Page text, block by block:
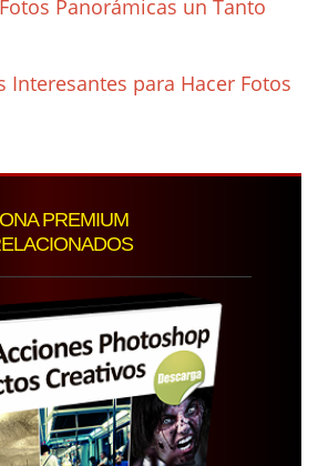
Panorámicas un Tanto
Interesantes para Hacer Fotos
PREMIUM